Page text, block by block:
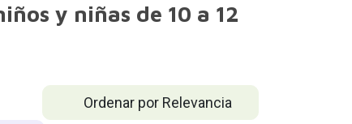
y niñas de 10 a 12
Ordenar por Relevancia